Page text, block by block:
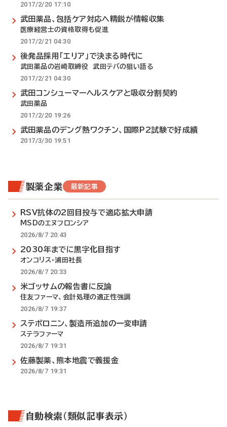
2017/2/20 17:10
武田薬品、包括ケア対応へ精鋭が情報収集
医療経営士の資格取得も促進
2017/2/21 04:30
後発品採用「エリア」で決まる時代に
武田薬品の岩崎取締役 武田テバの狙い語る
2017/2/21 04:30
武田コンシューマーヘルスケアと吸収分割契約
武田薬品
2017/2/20 19:26
武田薬品のデング熱ワクチン、国際P2試験で好成績
2017/3/30 19:51
製薬企業 最新記事
RSV抗体の2回目投与で適応拡大申請
MSDのエヌフロンシア
2026/8/7 20:43
2030年までに黒字化目指す
オンコリス・浦田社長
2026/8/7 20:33
米ゴッサムの報告書に反論
住友ファーマ、会計処理の適正性強調
2026/8/7 19:37
ステボロニン、製造所追加の一変申請
ステラファーマ
2026/8/7 19:31
佐藤製薬、熊本地震で義援金
2026/8/7 19:31
自動検索（類似記事表示）